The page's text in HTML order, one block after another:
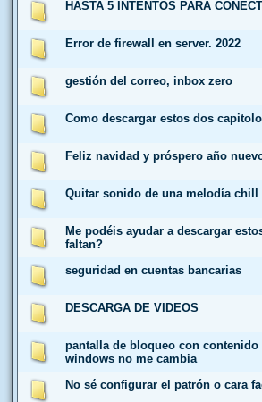
HASTA 5 INTENTOS PARA
Error de firewall en server. 2022
gestión del correo, inbox zero
Como descargar estos dos
Feliz navidad y próspero año
Quitar sonido de una melodía chill
Me podéis ayudar a descargar
faltan?
seguridad en cuentas bancarias
DESCARGA DE VIDEOS
pantalla de bloqueo con contenido
windows no me cambia
No sé configurar el patrón o cara